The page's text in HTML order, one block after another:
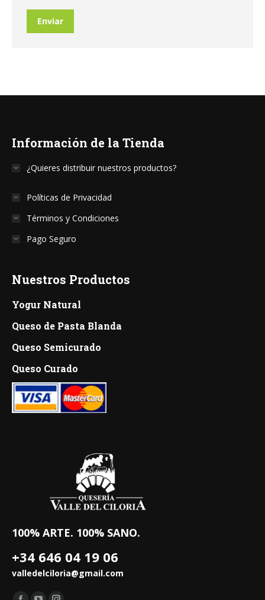
Enviar
Información de la Tienda
¿Quieres distribuir nuestros productos?
Políticas de Privacidad
Términos y Condiciones
Pago Seguro
Nuestros Productos
Yogur Natural
Queso de Pasta Blanda
Queso Semicurado
Queso Curado
100% ARTE. 100% SANO.
+34 646 04 19 06
valledelciloria@gmail.com
Encuéntranos en: